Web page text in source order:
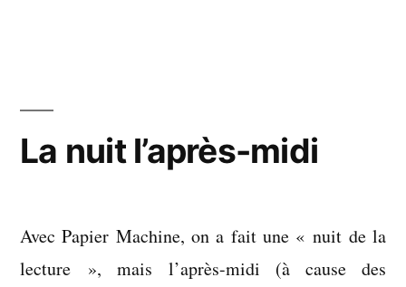
l’autre
La nuit l’après-midi
Avec Papier Machine, on a fait une « nuit de la
lecture », mais l’après-midi (à cause des